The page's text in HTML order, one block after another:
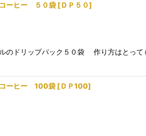
ーヒー ５０袋 [ＤＰ５０]
のドリップパック５０袋 作り方はとって
コーヒー 100袋 [ＤＰ100]